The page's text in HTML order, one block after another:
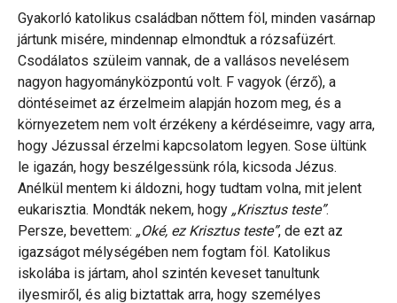
Gyakorló katolikus családban nőttem föl, minden vasárnap
jártunk misére, mindennap elmondtuk a rózsafüzért.
Csodálatos szüleim vannak, de a vallásos nevelésem
nagyon hagyományközpontú volt. F vagyok (érző), a
döntéseimet az érzelmeim alapján hozom meg, és a
környezetem nem volt érzékeny a kérdéseimre, vagy arra,
hogy Jézussal érzelmi kapcsolatom legyen. Sose ültünk
le igazán, hogy beszélgessünk róla, kicsoda Jézus.
Anélkül mentem ki áldozni, hogy tudtam volna, mit jelent
eukarisztia. Mondták nekem, hogy „Krisztus teste”.
Persze, bevettem: „Oké, ez Krisztus teste”, de ezt az
igazságot mélységében nem fogtam föl. Katolikus
iskolába is jártam, ahol szintén keveset tanultunk
ilyesmiről, és alig biztattak arra, hogy személyes